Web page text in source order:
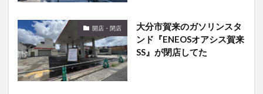
開店・閉店
大分市賀来のガソリンスタ
ンド『ENEOSオアシス賀来
SS』が閉店してた